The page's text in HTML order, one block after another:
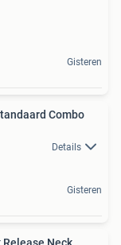
Gisteren
Combo
Details
Gisteren